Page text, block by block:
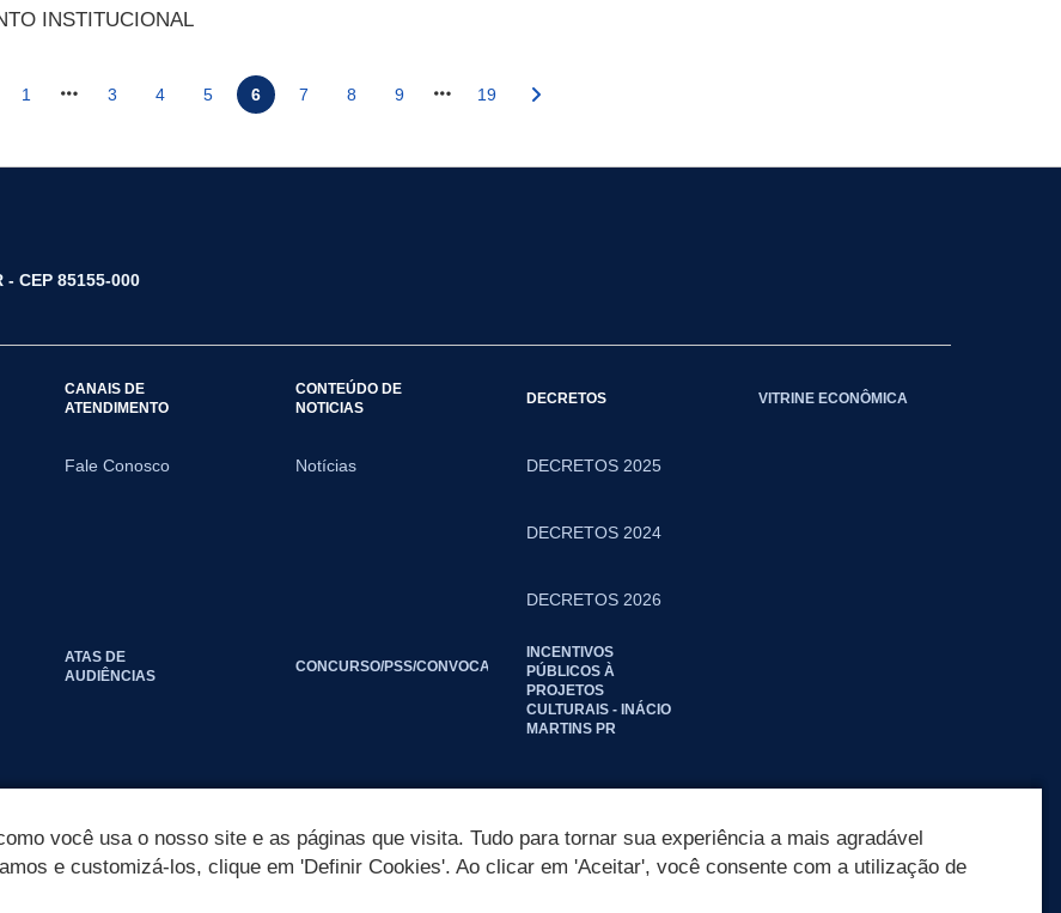
INSTITUCIONAL
1 3 4 5 6 7 8 9 19
CEP 85155-000
CANAIS DE
ATENDIMENTO
Fale Conosco
CONTEÚDO DE
NOTICIAS
Notícias
DECRETOS
DECRETOS 2025
DECRETOS 2024
DECRETOS 2026
VITRINE ECONÔMICA
ATAS DE
AUDIÊNCIAS
CONCURSO/PSS/CONVOCAÇÃO
INCENTIVOS
PÚBLICOS À
PROJETOS
CULTURAIS - INÁCIO
MARTINS PR
você usa o nosso site e as páginas que visita. Tudo para tornar sua experiência a mais agradável
e customizá-los, clique em 'Definir Cookies'. Ao clicar em 'Aceitar', você consente com a utilização de